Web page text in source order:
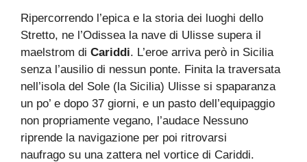
Ripercorrendo l’epica e la storia dei luoghi dello
Stretto, ne l’Odissea la nave di Ulisse supera il
maelstrom di Cariddi. L’eroe arriva però in Sicilia
senza l’ausilio di nessun ponte. Finita la traversata
nell’isola del Sole (la Sicilia) Ulisse si spaparanza
un po’ e dopo 37 giorni, e un pasto dell’equipaggio
non propriamente vegano, l’audace Nessuno
riprende la navigazione per poi ritrovarsi
naufrago su una zattera nel vortice di Cariddi.